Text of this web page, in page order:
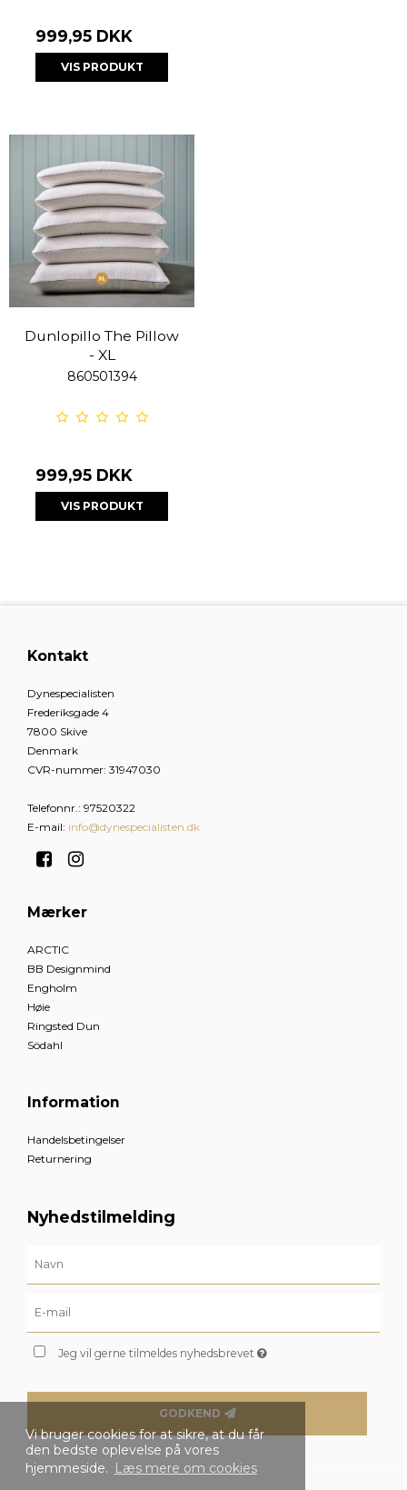
Vi bruger cookies for at sikre, at du får
den bedste oplevelse på vores
hjemmeside. Læs mere om cookies
999,95 DKK
VIS PRODUKT
Dunlopillo The Pillow
- XL
860501394
999,95 DKK
VIS PRODUKT
Kontakt
Dynespecialisten
Frederiksgade 4
7800 Skive
Denmark
CVR-nummer: 31947030
Telefonnr.: 97520322
E-mail: info@dynespecialisten.dk
Mærker
ARCTIC
BB Designmind
Engholm
Høie
Ringsted Dun
Södahl
Information
Handelsbetingelser
Returnering
Nyhedstilmelding
Jeg vil gerne tilmeldes nyhedsbrevet
GODKEND